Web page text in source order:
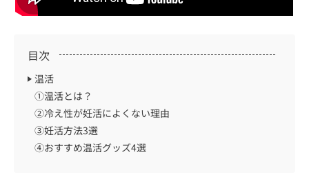
目次
温活
①温活とは？
②冷え性が妊活によくない理由
③妊活方法3選
④おすすめ温活グッズ4選